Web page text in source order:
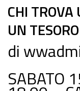
CHI
UN TESORO
di
SABATO